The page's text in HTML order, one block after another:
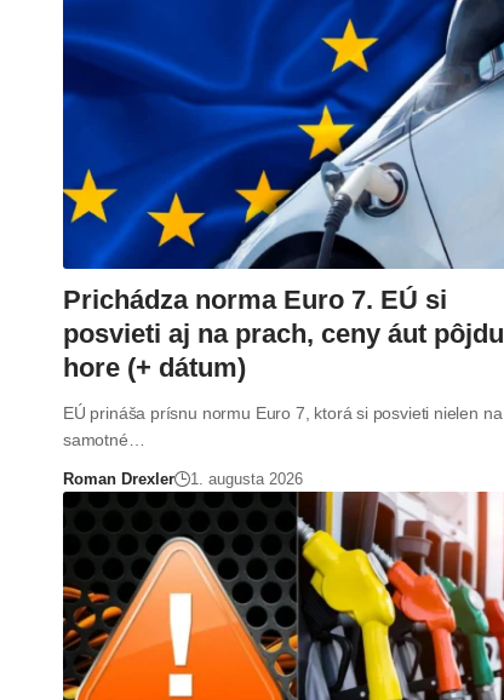
Prichádza norma Euro 7. EÚ si
posvieti aj na prach, ceny áut pôjdu
hore (+ dátum)
EÚ prináša prísnu normu Euro 7, ktorá si posvieti nielen na
samotné…
Roman Drexler 1. augusta 2026